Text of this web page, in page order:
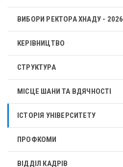
ВИБОРИ РЕКТОРА ХНАДУ - 2026
КЕРІВНИЦТВО
СТРУКТУРА
МІСЦЕ ШАНИ ТА ВДЯЧНОСТІ
ІСТОРІЯ УНІВЕРСИТЕТУ
ПРОФКОМИ
ВІДДІЛ КАДРІВ